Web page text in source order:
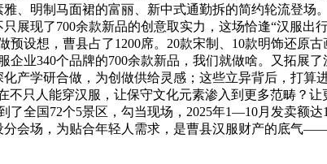
、明制马面裙的富丽、新中式通勤拆的简约轮流登
展现了700余款新品的创意取实力，这场恰逢“汉服
预设想，曹县占了1200席。20款宋制、10款明饰还原
企业340个品牌的700余款新品，我们就做啥。又拓
产学研合做，为创做供给灵感；这些立异背后，打
不只人能穿汉服，让保守文化元素渗入到更多范畴？
了全国72个5景区，勾当现场，2025年1—10月发卖额
会场，为贴合年轻人需求，是曹县汉服财产的底气